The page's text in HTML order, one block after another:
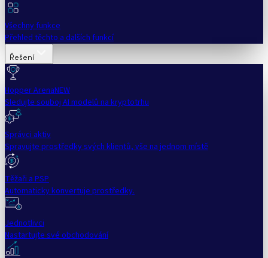
Všechny funkce
Přehled těchto a dalších funkcí
Řešení
Hopper ArenaNEW
Sledujte souboj AI modelů na kryptotrhu
Správci aktiv
Spravujte prostředky svých klientů, vše na jednom místě
Těžaři a PSP
Automaticky konvertuje prostředky.
Jednotlivci
Nastartujte své obchodování